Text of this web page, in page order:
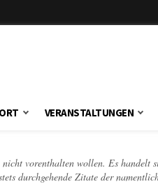
VERANSTALTUNGEN
vorenthalten wollen. Es handelt
durchgehende Zitate der